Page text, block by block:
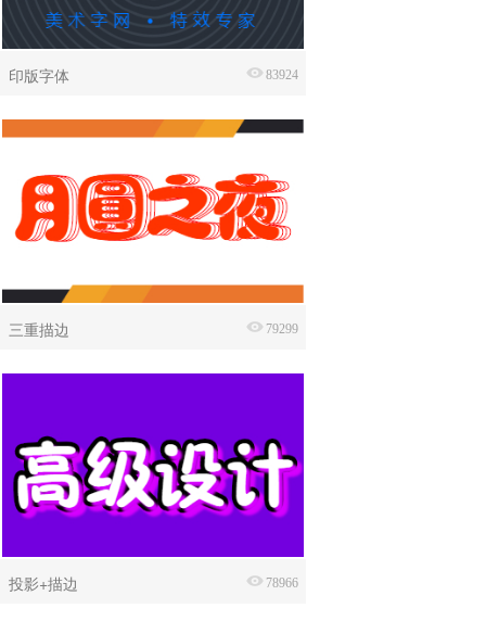
印版字体 83924
三重描边 79299
投影+描边 78966